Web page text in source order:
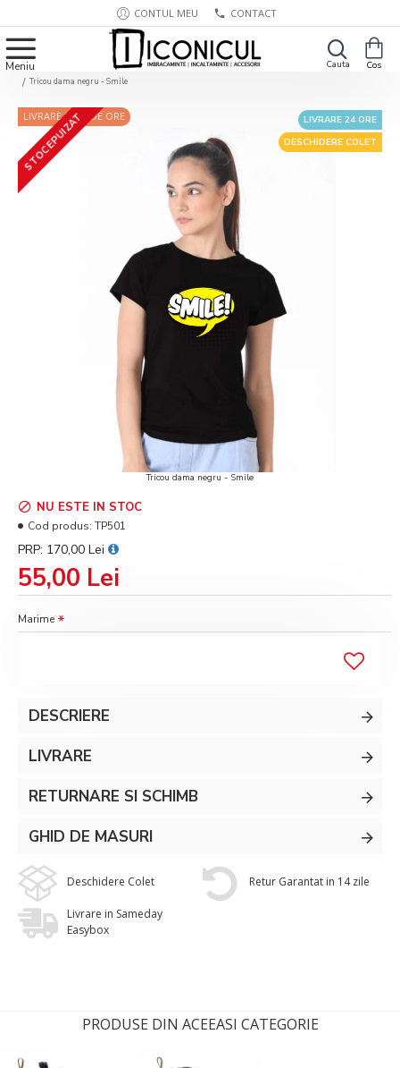
CONTUL MEU CONTACT
Tricou dama negru - Smile
DESCHIDERE COLET
LIVRARE 24 ORE
LIVRARE IN 24 DE ORE
STOC EPUIZAT
Tricou dama negru - Smile
55,00 Lei
PRP: 170,00 Lei
NU ESTE IN STOC
Cod produs: TP501
Marime
DESCRIERE
LIVRARE
RETURNARE SI SCHIMB
GHID DE MASURI
Deschidere Colet Retur Garantat in 14 zile
Livrare in Sameday
Easybox
PRODUSE DIN ACEEASI CATEGORIE